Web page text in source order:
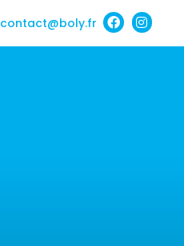
contact@boly.fr